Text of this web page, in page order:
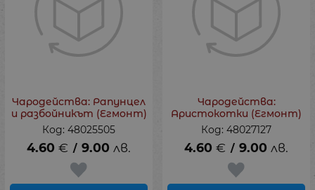
Чародейства: Рапунцел
и разбойникът (Егмонт)
Код: 48025505
4.60 € / 9.00 лв.
Чародейства:
Аристокотки (Егмонт)
Код: 48027127
4.60 € / 9.00 лв.